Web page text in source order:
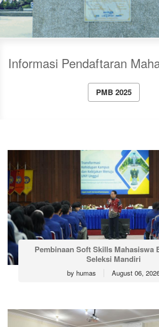
Informasi Pendaftaran
PMB 2025
Pembinaan Soft Skills Mahasiswa
Seleksi Mandiri
by humas August 06,